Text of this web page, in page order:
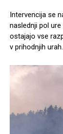
Intervencija se
naslednji pol
ostajajo vse
v prihodnjih urah.